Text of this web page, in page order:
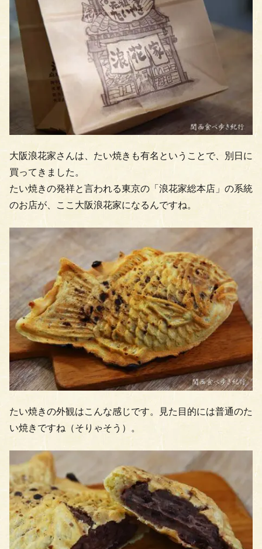
大阪浪花家さんは、たい焼きも有名ということで、別日に
買ってきました。
たい焼きの発祥と言われる東京の「浪花家総本店」の系統
のお店が、ここ大阪浪花家になるんですね。
たい焼きの外観はこんな感じです。見た目的には普通のた
い焼きですね（そりゃそう）。